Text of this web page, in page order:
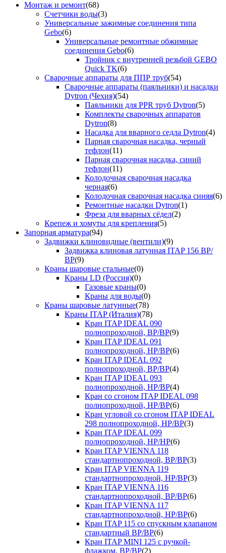
Монтаж и ремонт(68)
Счетчики воды(3)
Универсальные зажимные соединения типа
Gebo(6)
Универсальные ремонтные обжимные
соединения Gebo(6)
Тройник с внутренней резьбой GEBO
Quick TK(6)
Сварочные аппараты для ППР труб(54)
Сварочные аппараты (паяльники) и насадки
Dytron (Чехия)(54)
Паяльники для PPR труб Dytron(5)
Комплекты сварочных аппаратов
Dytron(8)
Насадка для вварного седла Dytron(4)
Парная сварочная насадка, черный
тефлон(11)
Парная сварочная насадка, синий
тефлон(11)
Колодочная сварочная насадка
черная(6)
Колодочная сварочная насадка синяя(6)
Ремонтные насадки Dytron(1)
Фреза для вварных сёдел(2)
Крепеж и хомуты для крепления(5)
Запорная арматура(94)
Задвижки клиновидные (вентили)(9)
Задвижка клиновая латунная ITAP 156 ВР/
ВР(9)
Краны шаровые стальные(0)
Краны LD (Россия)(0)
Газовые краны(0)
Краны для воды(0)
Краны шаровые латунные(78)
Краны ITAP (Италия)(78)
Кран ITAP IDEAL 090
полнопроходной, ВР/ВР(9)
Кран ITAP IDEAL 091
полнопроходной, НР/ВР(6)
Кран ITAP IDEAL 092
полнопроходной, ВР/ВР(4)
Кран ITAP IDEAL 093
полнопроходной, НР/ВР(4)
Кран со сгоном ITAP IDEAL 098
полнопроходной, НР/ВР(6)
Кран угловой со сгоном ITAP IDEAL
298 полнопроходной, НР/ВР(3)
Кран ITAP IDEAL 099
полнопроходной, НР/НР(6)
Кран ITAP VIENNA 118
стандартнопроходной, ВР/ВР(3)
Кран ITAP VIENNA 119
стандартнопроходной, НР/ВР(3)
Кран ITAP VIENNA 116
стандартнопроходной, ВР/ВР(6)
Кран ITAP VIENNA 117
стандартнопроходной, НР/ВР(6)
Кран ITAP 115 со спускным клапаном
стандартный ВР/ВР(6)
Кран ITAP MINI 125 с ручкой-
флажком, ВР/ВР(2)